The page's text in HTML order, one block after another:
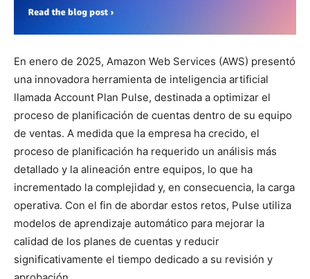
En enero de 2025, Amazon Web Services (AWS) presentó
una innovadora herramienta de inteligencia artificial
llamada Account Plan Pulse, destinada a optimizar el
proceso de planificación de cuentas dentro de su equipo
de ventas. A medida que la empresa ha crecido, el
proceso de planificación ha requerido un análisis más
detallado y la alineación entre equipos, lo que ha
incrementado la complejidad y, en consecuencia, la carga
operativa. Con el fin de abordar estos retos, Pulse utiliza
modelos de aprendizaje automático para mejorar la
calidad de los planes de cuentas y reducir
significativamente el tiempo dedicado a su revisión y